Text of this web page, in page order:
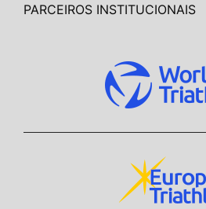
PARCEIROS INSTITUCIONAIS